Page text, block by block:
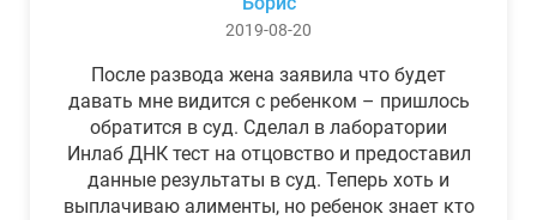
2019-08-20
После развода жена заявила что будет
давать мне видится с ребенком – пришлось
обратится в суд. Сделал в лаборатории
Инлаб ДНК тест на отцовство и предоставил
данные результаты в суд. Теперь хоть и
выплачиваю алименты, но ребенок знает кто